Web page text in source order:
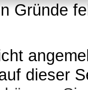
Gründe
dieser